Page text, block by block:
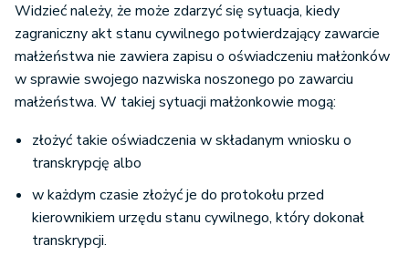
Widzieć należy, że może zdarzyć się sytuacja, kiedy
zagraniczny akt stanu cywilnego potwierdzający zawarcie
małżeństwa nie zawiera zapisu o oświadczeniu małżonków
w sprawie swojego nazwiska noszonego po zawarciu
małżeństwa. W takiej sytuacji małżonkowie mogą:
złożyć takie oświadczenia w składanym wniosku o
transkrypcję albo
w każdym czasie złożyć je do protokołu przed
kierownikiem urzędu stanu cywilnego, który dokonał
transkrypcji.